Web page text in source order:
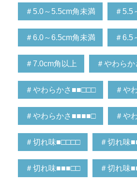
＃5.0～5.5cm角未満 ＃5.5
＃6.0～6.5cm角未満 ＃6.5
＃7.0cm角以上 ＃やわら
＃やわらかさ■■□□□ ＃や
＃やわらかさ■■■■□ ＃や
＃切れ味■□□□□ ＃切れ味
＃切れ味■■■□□ ＃切れ味